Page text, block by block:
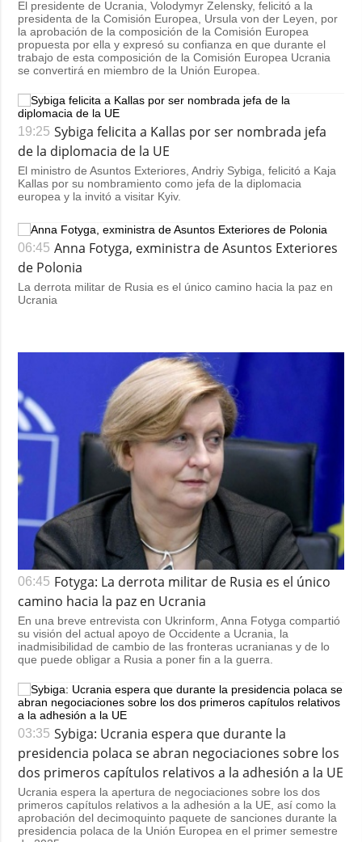
El presidente de Ucrania, Volodymyr Zelensky, felicitó a la
presidenta de la Comisión Europea, Ursula von der Leyen, por
la aprobación de la composición de la Comisión Europea
propuesta por ella y expresó su confianza en que durante el
trabajo de esta composición de la Comisión Europea Ucrania
se convertirá en miembro de la Unión Europea.
19:25 Sybiga felicita a Kallas por ser nombrada jefa
de la diplomacia de la UE
El ministro de Asuntos Exteriores, Andriy Sybiga, felicitó a Kaja
Kallas por su nombramiento como jefa de la diplomacia
europea y la invitó a visitar Kyiv.
06:45 Anna Fotyga, exministra de Asuntos Exteriores
de Polonia
La derrota militar de Rusia es el único camino hacia la paz en
Ucrania
06:45 Fotyga: La derrota militar de Rusia es el único
camino hacia la paz en Ucrania
En una breve entrevista con Ukrinform, Anna Fotyga compartió
su visión del actual apoyo de Occidente a Ucrania, la
inadmisibilidad de cambio de las fronteras ucranianas y de lo
que puede obligar a Rusia a poner fin a la guerra.
03:35 Sybiga: Ucrania espera que durante la
presidencia polaca se abran negociaciones sobre los
dos primeros capítulos relativos a la adhesión a la UE
Ucrania espera la apertura de negociaciones sobre los dos
primeros capítulos relativos a la adhesión a la UE, así como la
aprobación del decimoquinto paquete de sanciones durante la
presidencia polaca de la Unión Europea en el primer semestre